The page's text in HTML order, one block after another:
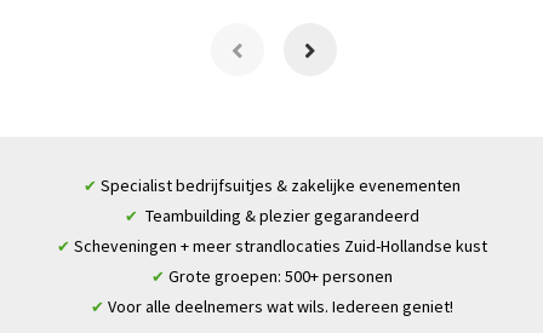
✔ Specialist bedrijfsuitjes & zakelijke evenementen
✔ Teambuilding & plezier gegarandeerd
✔ Scheveningen + meer strandlocaties Zuid-Hollandse kust
✔ Grote groepen: 500+ personen
✔ Voor alle deelnemers wat wils. Iedereen geniet!